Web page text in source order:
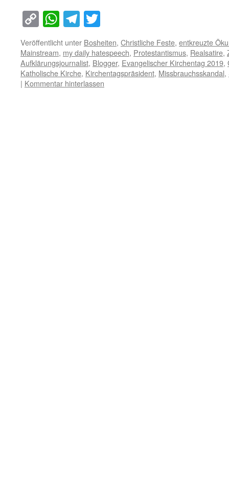
Copy
Link
WhatsApp
Telegram
Veröffentlicht unter Bosheiten, Christliche Feste, entkreuzte
Mainstream, my daily hatespeech, Protestantismus, Realsatire,
Aufklärungsjournalist, Blogger, Evangelischer Kirchentag 2019,
Katholische Kirche, Kirchentagspräsident, Missbrauchsskandal,
| Kommentar hinterlassen